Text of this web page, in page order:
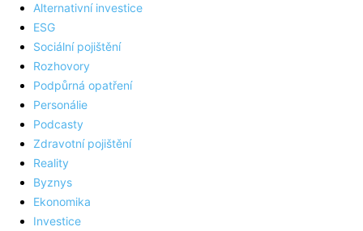
Alternativní investice
ESG
Sociální pojištění
Rozhovory
Podpůrná opatření
Personálie
Podcasty
Zdravotní pojištění
Reality
Byznys
Ekonomika
Investice